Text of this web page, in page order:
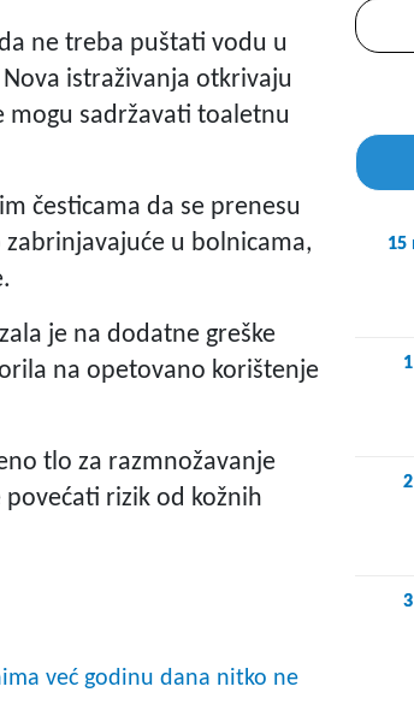
ne treba puštati vodu u
istraživanja otkrivaju
mogu sadržavati toaletnu
česticama da se prenesu
u bolnicama,
je na dodatne greške
na opetovano korištenje
tlo za razmnožavanje
rizik od kožnih
već godinu dana nitko ne
15
1
2
3